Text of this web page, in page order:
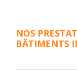
NOS
BÂTIMENTS